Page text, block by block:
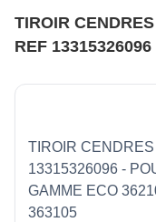
TIROIR
REF 13315326096
TIROIR
13315326096 -
GAMME ECO
363105